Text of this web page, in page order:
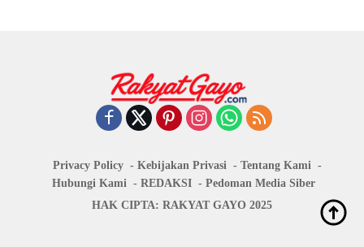
Privacy Policy Kebijakan Privasi
Tentang Kami
Hubungi Kami
REDAKSI
Pedoman Media Siber
HAK CIPTA: RAKYAT GAYO 2025